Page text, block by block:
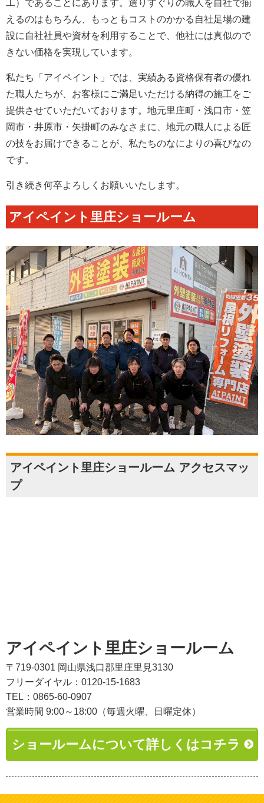
工）であることにあります。選りすぐりの職人を自社で揃
えるのはもちろん、もっともコストのかかる自社足場の建
設に自社社員や資材を利用することで、他社には真似ので
きない価格を実現しています。
私たち「アイペイント」では、実績ある資格保有者の優れ
た職人たちが、お客様にご満足いただける納得の施工をご
提供させていただいております。地元里庄町・浅口市・笠
岡市・井原市・矢掛町のみなさまに、地元の職人による匠
の技をお届けできることが、私たちのなによりの喜びなの
です。
引き続き何卒よろしくお願いいたします。
アイペイント里庄ショールーム
アイペイント里庄ショールーム アクセスマッ
プ
アイペイント里庄ショールーム
〒719-0301 岡山県浅口郡里庄里見3130
フリーダイヤル：0120-15-1683
TEL：0865-60-0907
営業時間 9:00～18:00（毎週火曜、日曜定休）
ショールームについて詳しくはコチラ